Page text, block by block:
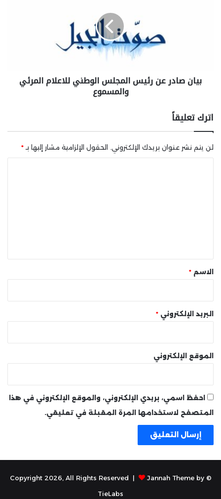
بيان صادر عن رئيس المجلس الوطني للاعلام المرئي
والمسموع
اترك تعليقاً
لن يتم نشر عنوان بريدك الإلكتروني. الحقول الإلزامية مشار إليها بـ*
* الاسم *
البريد الإلكتروني *
الموقع الإلكتروني
احفظ اسمي، بريدي الإلكتروني، والموقع الإلكتروني في هذا
المتصفح لاستخدامها المرة المقبلة في تعليقي.
© Copyright 2026, All Rights Reserved |
Jannah Theme by
TieLabs